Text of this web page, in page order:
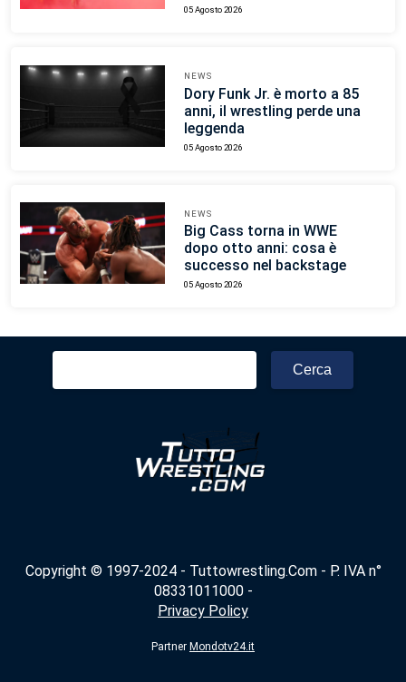
05 Agosto 2026
NEWS
Dory Funk Jr. è morto a 85
anni, il wrestling perde una
leggenda
05 Agosto 2026
NEWS
Big Cass torna in WWE
dopo otto anni: cosa è
successo nel backstage
05 Agosto 2026
Copyright © 1997-2024 - Tuttowrestling.Com - P. IVA n°
08331011000 -
Privacy Policy
Partner Mondotv24.it